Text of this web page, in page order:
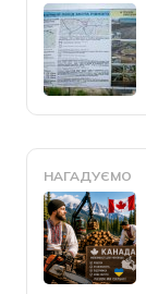
НАГАДУЄМО